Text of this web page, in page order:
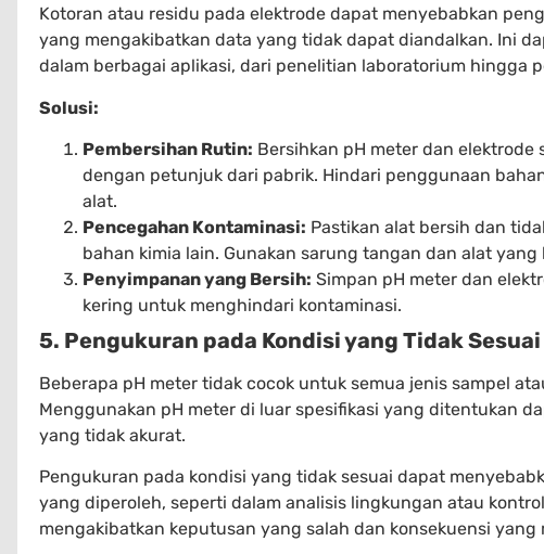
Kotoran atau residu pada elektrode dapat menyebabkan
yang mengakibatkan data yang tidak dapat diandalkan. Ini
dalam berbagai aplikasi, dari penelitian laboratorium hingga
Solusi:
Pembersihan Rutin: Bersihkan pH meter dan
dengan petunjuk dari pabrik. Hindari penggunaan
alat.
Pencegahan Kontaminasi: Pastikan alat bersih dan
bahan kimia lain. Gunakan sarung tangan dan alat
Penyimpanan yang Bersih: Simpan pH meter dan
kering untuk menghindari kontaminasi.
5. Pengukuran pada Kondisi yang Tidak Sesuai
Beberapa pH meter tidak cocok untuk semua jenis sampel
Menggunakan pH meter di luar spesifikasi yang ditentukan
yang tidak akurat.
Pengukuran pada kondisi yang tidak sesuai dapat
yang diperoleh, seperti dalam analisis lingkungan atau
mengakibatkan keputusan yang salah dan konsekuensi yang